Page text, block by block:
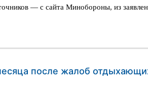
— с сайта Минобороны, из
после жалоб